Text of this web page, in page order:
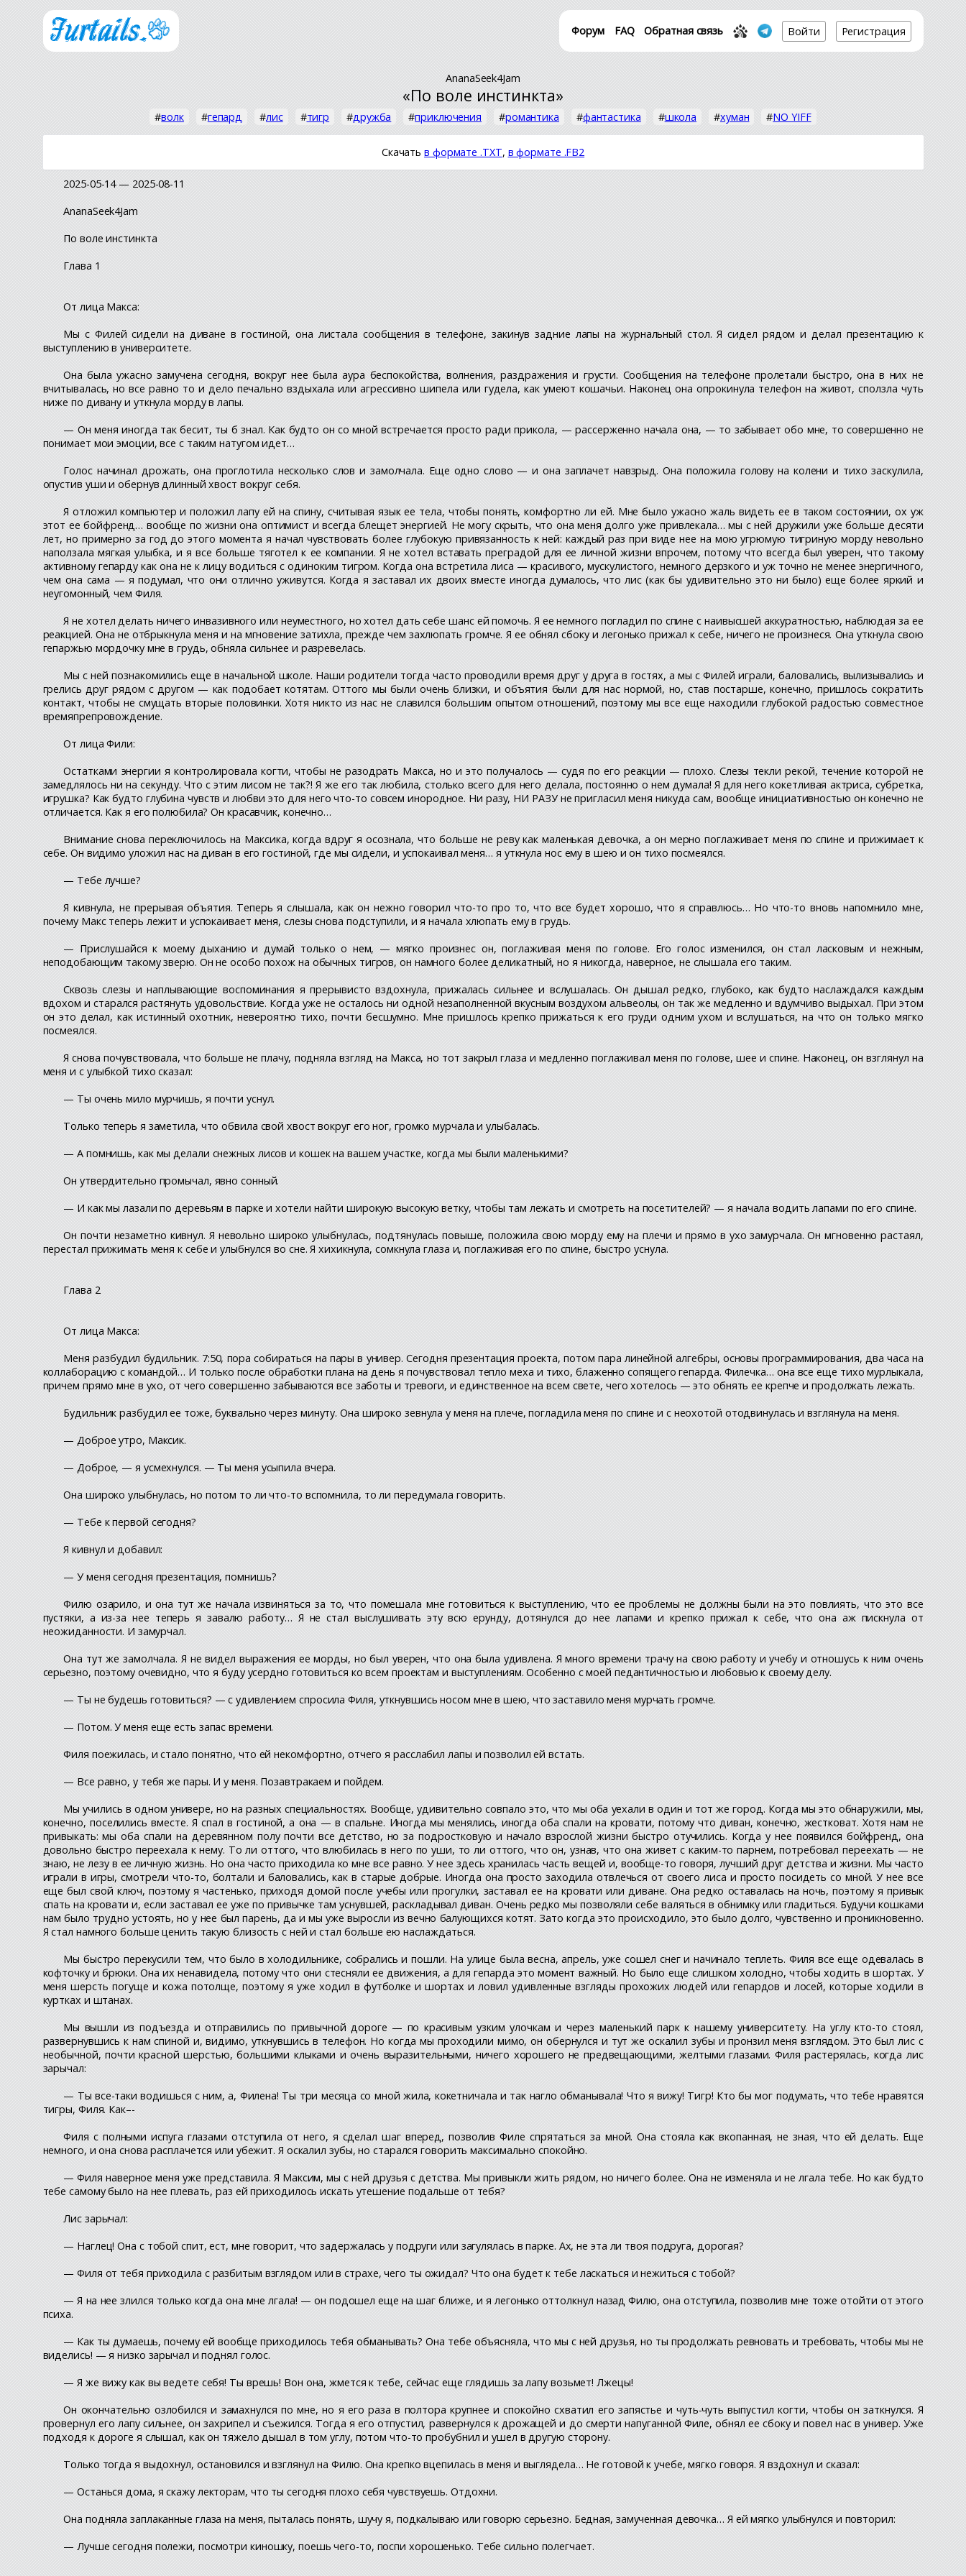
Форум FAQ Обратная связь Войти Регистрация
AnanaSeek4Jam
«По воле инстинкта»
#волк #гепард #лис #тигр #дружба #приключения #романтика #фантастика #школа #хуман #NO YIFF
Скачатьв формате .TXT, в формате .FB2
2025-05-14 — 2025-08-11
AnanaSeek4Jam
По воле инстинкта
Глава 1
От лица Макса:
Мы с Филей сидели на диване в гостиной, она листала сообщения в телефоне, закинув задние лапы на журнальный стол. Я сидел рядом и делал презентацию к
выступлению в университете.
Она была ужасно замучена сегодня, вокруг нее была аура беспокойства, волнения, раздражения и грусти. Сообщения на телефоне пролетали быстро, она в них не
вчитывалась, но все равно то и дело печально вздыхала или агрессивно шипела или гудела, как умеют кошачьи. Наконец она опрокинула телефон на живот, сползла чуть
ниже по дивану и уткнула морду в лапы.
— Он меня иногда так бесит, ты б знал. Как будто он со мной встречается просто ради прикола, — рассерженно начала она, — то забывает обо мне, то совершенно не
понимает мои эмоции, все с таким натугом идет…
Голос начинал дрожать, она проглотила несколько слов и замолчала. Еще одно слово — и она заплачет навзрыд. Она положила голову на колени и тихо заскулила,
опустив уши и обернув длинный хвост вокруг себя.
Я отложил компьютер и положил лапу ей на спину, считывая язык ее тела, чтобы понять, комфортно ли ей. Мне было ужасно жаль видеть ее в таком состоянии, ох уж
этот ее бойфренд… вообще по жизни она оптимист и всегда блещет энергией. Не могу скрыть, что она меня долго уже привлекала… мы с ней дружили уже больше десяти
лет, но примерно за год до этого момента я начал чувствовать более глубокую привязанность к ней: каждый раз при виде нее на мою угрюмую тигриную морду невольно
наползала мягкая улыбка, и я все больше тяготел к ее компании. Я не хотел вставать преградой для ее личной жизни впрочем, потому что всегда был уверен, что такому
активному гепарду как она не к лицу водиться с одиноким тигром. Когда она встретила лиса — красивого, мускулистого, немного дерзкого и уж точно не менее энергичного,
чем она сама — я подумал, что они отлично уживутся. Когда я заставал их двоих вместе иногда думалось, что лис (как бы удивительно это ни было) еще более яркий и
неугомонный, чем Филя.
Я не хотел делать ничего инвазивного или неуместного, но хотел дать себе шанс ей помочь. Я ее немного погладил по спине с наивысшей аккуратностью, наблюдая за ее
реакцией. Она не отбрыкнула меня и на мгновение затихла, прежде чем захлюпать громче. Я ее обнял сбоку и легонько прижал к себе, ничего не произнеся. Она уткнула свою
гепаржью мордочку мне в грудь, обняла сильнее и разревелась.
Мы с ней познакомились еще в начальной школе. Наши родители тогда часто проводили время друг у друга в гостях, а мы с Филей играли, баловались, вылизывались и
грелись друг рядом с другом — как подобает котятам. Оттого мы были очень близки, и объятия были для нас нормой, но, став постарше, конечно, пришлось сократить
контакт, чтобы не смущать вторые половинки. Хотя никто из нас не славился большим опытом отношений, поэтому мы все еще находили глубокой радостью совместное
времяпрепровождение.
От лица Фили:
Остатками энергии я контролировала когти, чтобы не разодрать Макса, но и это получалось — судя по его реакции — плохо. Слезы текли рекой, течение которой не
замедлялось ни на секунду. Что с этим лисом не так?! Я же его так любила, столько всего для него делала, постоянно о нем думала! Я для него кокетливая актриса, субретка,
игрушка? Как будто глубина чувств и любви это для него что-то совсем инородное. Ни разу, НИ РАЗУ не пригласил меня никуда сам, вообще инициативностью он конечно не
отличается. Как я его полюбила? Он красавчик, конечно…
Внимание снова переключилось на Максика, когда вдруг я осознала, что больше не реву как маленькая девочка, а он мерно поглаживает меня по спине и прижимает к
себе. Он видимо уложил нас на диван в его гостиной, где мы сидели, и успокаивал меня… я уткнула нос ему в шею и он тихо посмеялся.
— Тебе лучше?
Я кивнула, не прерывая объятия. Теперь я слышала, как он нежно говорил что-то про то, что все будет хорошо, что я справлюсь… Но что-то вновь напомнило мне,
почему Макс теперь лежит и успокаивает меня, слезы снова подступили, и я начала хлюпать ему в грудь.
— Прислушайся к моему дыханию и думай только о нем, — мягко произнес он, поглаживая меня по голове. Его голос изменился, он стал ласковым и нежным,
неподобающим такому зверю. Он не особо похож на обычных тигров, он намного более деликатный, но я никогда, наверное, не слышала его таким.
Сквозь слезы и наплывающие воспоминания я прерывисто вздохнула, прижалась сильнее и вслушалась. Он дышал редко, глубоко, как будто наслаждался каждым
вдохом и старался растянуть удовольствие. Когда уже не осталось ни одной незаполненной вкусным воздухом альвеолы, он так же медленно и вдумчиво выдыхал. При этом
он это делал, как истинный охотник, невероятно тихо, почти бесшумно. Мне пришлось крепко прижаться к его груди одним ухом и вслушаться, на что он только мягко
посмеялся.
Я снова почувствовала, что больше не плачу, подняла взгляд на Макса, но тот закрыл глаза и медленно поглаживал меня по голове, шее и спине. Наконец, он взглянул на
меня и с улыбкой тихо сказал:
— Ты очень мило мурчишь, я почти уснул.
Только теперь я заметила, что обвила свой хвост вокруг его ног, громко мурчала и улыбалась.
— А помнишь, как мы делали снежных лисов и кошек на вашем участке, когда мы были маленькими?
Он утвердительно промычал, явно сонный.
— И как мы лазали по деревьям в парке и хотели найти широкую высокую ветку, чтобы там лежать и смотреть на посетителей? — я начала водить лапами по его спине.
Он почти незаметно кивнул. Я невольно широко улыбнулась, подтянулась повыше, положила свою морду ему на плечи и прямо в ухо замурчала. Он мгновенно растаял,
перестал прижимать меня к себе и улыбнулся во сне. Я хихикнула, сомкнула глаза и, поглаживая его по спине, быстро уснула.
Глава 2
От лица Макса:
Меня разбудил будильник. 7:50, пора собираться на пары в универ. Сегодня презентация проекта, потом пара линейной алгебры, основы программирования, два часа на
коллаборацию с командой… И только после обработки плана на день я почувствовал тепло меха и тихо, блаженно сопящего гепарда. Филечка… она все еще тихо мурлыкала,
причем прямо мне в ухо, от чего совершенно забываются все заботы и тревоги, и единственное на всем свете, чего хотелось — это обнять ее крепче и продолжать лежать.
Будильник разбудил ее тоже, буквально через минуту. Она широко зевнула у меня на плече, погладила меня по спине и с неохотой отодвинулась и взглянула на меня.
— Доброе утро, Максик.
— Доброе, — я усмехнулся. — Ты меня усыпила вчера.
Она широко улыбнулась, но потом то ли что-то вспомнила, то ли передумала говорить.
— Тебе к первой сегодня?
Я кивнул и добавил:
— У меня сегодня презентация, помнишь?
Филю озарило, и она тут же начала извиняться за то, что помешала мне готовиться к выступлению, что ее проблемы не должны были на это повлиять, что это все
пустяки, а из-за нее теперь я завалю работу… Я не стал выслушивать эту всю ерунду, дотянулся до нее лапами и крепко прижал к себе, что она аж пискнула от
неожиданности. И замурчал.
Она тут же замолчала. Я не видел выражения ее морды, но был уверен, что она была удивлена. Я много времени трачу на свою работу и учебу и отношусь к ним очень
серьезно, поэтому очевидно, что я буду усердно готовиться ко всем проектам и выступлениям. Особенно с моей педантичностью и любовью к своему делу.
— Ты не будешь готовиться? — с удивлением спросила Филя, уткнувшись носом мне в шею, что заставило меня мурчать громче.
— Потом. У меня еще есть запас времени.
Филя поежилась, и стало понятно, что ей некомфортно, отчего я расслабил лапы и позволил ей встать.
— Все равно, у тебя же пары. И у меня. Позавтракаем и пойдем.
Мы учились в одном универе, но на разных специальностях. Вообще, удивительно совпало это, что мы оба уехали в один и тот же город. Когда мы это обнаружили, мы,
конечно, поселились вместе. Я спал в гостиной, а она — в спальне. Иногда мы менялись, иногда оба спали на кровати, потому что диван, конечно, жестковат. Хотя нам не
привыкать: мы оба спали на деревянном полу почти все детство, но за подростковую и начало взрослой жизни быстро отучились. Когда у нее появился бойфренд, она
довольно быстро переехала к нему. То ли оттого, что влюбилась в него по уши, то ли оттого, что он, узнав, что она живет с каким-то парнем, потребовал переехать — не
знаю, не лезу в ее личную жизнь. Но она часто приходила ко мне все равно. У нее здесь хранилась часть вещей и, вообще-то говоря, лучший друг детства и жизни. Мы часто
играли в игры, смотрели что-то, болтали и баловались, как в старые добрые. Иногда она просто заходила отвлечься от своего лиса и просто посидеть со мной. У нее все
еще был свой ключ, поэтому я частенько, приходя домой после учебы или прогулки, заставал ее на кровати или диване. Она редко оставалась на ночь, поэтому я привык
спать на кровати и, если заставал ее уже по привычке там уснувшей, раскладывал диван. Очень редко мы позволяли себе валяться в обнимку или гладиться. Будучи кошками
нам было трудно устоять, но у нее был парень, да и мы уже выросли из вечно балующихся котят. Зато когда это происходило, это было долго, чувственно и проникновенно.
Я стал намного больше ценить такую близость с ней и стал больше ею наслаждаться.
Мы быстро перекусили тем, что было в холодильнике, собрались и пошли. На улице была весна, апрель, уже сошел снег и начинало теплеть. Филя все еще одевалась в
кофточку и брюки. Она их ненавидела, потому что они стесняли ее движения, а для гепарда это момент важный. Но было еще слишком холодно, чтобы ходить в шортах. У
меня шерсть погуще и кожа потолще, поэтому я уже ходил в футболке и шортах и ловил удивленные взгляды прохожих людей или гепардов и лосей, которые ходили в
куртках и штанах.
Мы вышли из подъезда и отправились по привычной дороге — по красивым узким улочкам и через маленький парк к нашему университету. На углу кто-то стоял,
развернувшись к нам спиной и, видимо, уткнувшись в телефон. Но когда мы проходили мимо, он обернулся и тут же оскалил зубы и пронзил меня взглядом. Это был лис с
необычной, почти красной шерстью, большими клыками и очень выразительными, ничего хорошего не предвещающими, желтыми глазами. Филя растерялась, когда лис
зарычал:
— Ты все-таки водишься с ним, а, Филена! Ты три месяца со мной жила, кокетничала и так нагло обманывала! Что я вижу! Тигр! Кто бы мог подумать, что тебе нравятся
тигры, Филя. Как–-
Филя с полными испуга глазами отступила от него, я сделал шаг вперед, позволив Филе спрятаться за мной. Она стояла как вкопанная, не зная, что ей делать. Еще
немного, и она снова расплачется или убежит. Я оскалил зубы, но старался говорить максимально спокойно.
— Филя наверное меня уже представила. Я Максим, мы с ней друзья с детства. Мы привыкли жить рядом, но ничего более. Она не изменяла и не лгала тебе. Но как будто
тебе самому было на нее плевать, раз ей приходилось искать утешение подальше от тебя?
Лис зарычал:
— Наглец! Она с тобой спит, ест, мне говорит, что задержалась у подруги или загулялась в парке. Ах, не эта ли твоя подруга, дорогая?
— Филя от тебя приходила с разбитым взглядом или в страхе, чего ты ожидал? Что она будет к тебе ласкаться и нежиться с тобой?
— Я на нее злился только когда она мне лгала! — он подошел еще на шаг ближе, и я легонько оттолкнул назад Филю, она отступила, позволив мне тоже отойти от этого
психа.
— Как ты думаешь, почему ей вообще приходилось тебя обманывать? Она тебе объясняла, что мы с ней друзья, но ты продолжать ревновать и требовать, чтобы мы не
виделись! — я низко зарычал и поднял голос.
— Я же вижу как вы ведете себя! Ты врешь! Вон она, жмется к тебе, сейчас еще глядишь за лапу возьмет! Лжецы!
Он окончательно озлобился и замахнулся по мне, но я его раза в полтора крупнее и спокойно схватил его запястье и чуть-чуть выпустил когти, чтобы он заткнулся. Я
провернул его лапу сильнее, он захрипел и съежился. Тогда я его отпустил, развернулся к дрожащей и до смерти напуганной Филе, обнял ее сбоку и повел нас в универ. Уже
подходя к дороге я слышал, как он тяжело дышал в том углу, потом что-то пробубнил и ушел в другую сторону.
Только тогда я выдохнул, остановился и взглянул на Филю. Она крепко вцепилась в меня и выглядела… Не готовой к учебе, мягко говоря. Я вздохнул и сказал:
— Останься дома, я скажу лекторам, что ты сегодня плохо себя чувствуешь. Отдохни.
Она подняла заплаканные глаза на меня, пыталась понять, шучу я, подкалываю или говорю серьезно. Бедная, замученная девочка… Я ей мягко улыбнулся и повторил:
— Лучше сегодня полежи, посмотри киношку, поешь чего-то, поспи хорошенько. Тебе сильно полегчает.